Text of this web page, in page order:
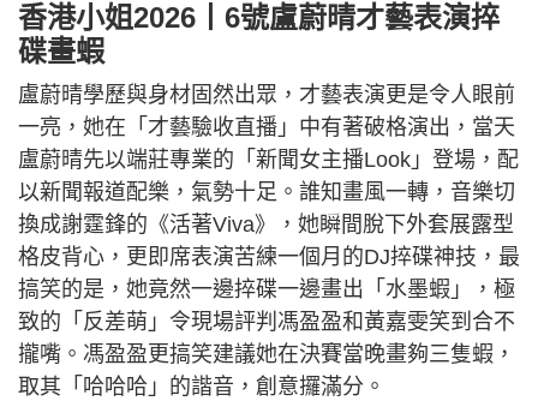
香港小姐2026丨6號盧蔚晴才藝表演捽
碟畫蝦
盧蔚晴學歷與身材固然出眾，才藝表演更是令人眼前
一亮，她在「才藝驗收直播」中有著破格演出，當天
盧蔚晴先以端莊專業的「新聞女主播Look」登場，配
以新聞報道配樂，氣勢十足。誰知畫風一轉，音樂切
換成謝霆鋒的《活著Viva》，她瞬間脫下外套展露型
格皮背心，更即席表演苦練一個月的DJ捽碟神技，最
搞笑的是，她竟然一邊捽碟一邊畫出「水墨蝦」，極
致的「反差萌」令現場評判馮盈盈和黃嘉雯笑到合不
攏嘴。馮盈盈更搞笑建議她在決賽當晚畫夠三隻蝦，
取其「哈哈哈」的諧音，創意攞滿分。